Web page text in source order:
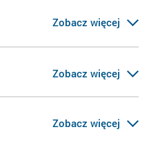
Zobacz więcej
Zobacz więcej
Zobacz więcej